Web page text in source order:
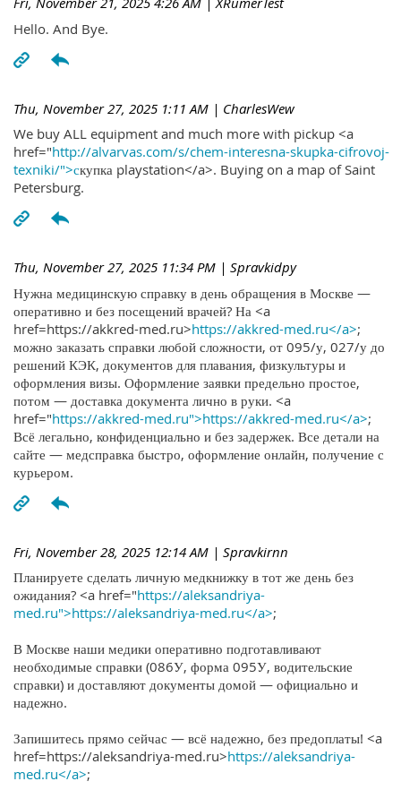
Hello. And Bye.
Thu, November 27, 2025 1:11 AM | CharlesWew
We buy ALL equipment and much more with pickup <a
href="http://alvarvas.com/s/chem-interesna-skupka-cifrovoj-
texniki/">скупка playstation</a>. Buying on a map of Saint
Petersburg.
Thu, November 27, 2025 11:34 PM | Spravkidpy
Нужна медицинскую справку в день обращения в Москве —
оперативно и без посещений врачей? На <a
href=https://akkred-med.ru>https://akkred-med.ru</a>;
можно заказать справки любой сложности, от 095/у, 027/у до
решений КЭК, документов для плавания, физкультуры и
оформления визы. Оформление заявки предельно простое,
потом — доставка документа лично в руки. <a
href="https://akkred-med.ru">https://akkred-med.ru</a>;
Всё легально, конфиденциально и без задержек. Все детали на
сайте — медсправка быстро, оформление онлайн, получение с
курьером.
Fri, November 28, 2025 12:14 AM | Spravkirnn
Планируете сделать личную медкнижку в тот же день без
ожидания? <a href="https://aleksandriya-
med.ru">https://aleksandriya-med.ru</a>;
В Москве наши медики оперативно подготавливают
необходимые справки (086У, форма 095У, водительские
справки) и доставляют документы домой — официально и
надежно.
Запишитесь прямо сейчас — всё надежно, без предоплаты! <a
href=https://aleksandriya-med.ru>https://aleksandriya-
med.ru</a>;